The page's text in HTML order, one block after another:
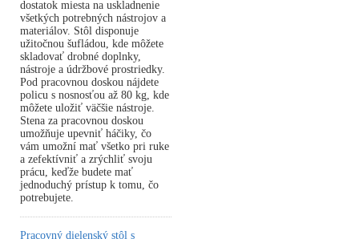
dostatok miesta na uskladnenie
všetkých potrebných nástrojov a
materiálov. Stôl disponuje
užitočnou šufládou, kde môžete
skladovať drobné doplnky,
nástroje a údržbové prostriedky.
Pod pracovnou doskou nájdete
policu s nosnosťou až 80 kg, kde
môžete uložiť väčšie nástroje.
Stena za pracovnou doskou
umožňuje upevniť háčiky, čo
vám umožní mať všetko pri ruke
a zefektívniť a zrýchliť svoju
prácu, keďže budete mať
jednoduchý prístup k tomu, čo
potrebujete.
Pracovný dielenský stôl s